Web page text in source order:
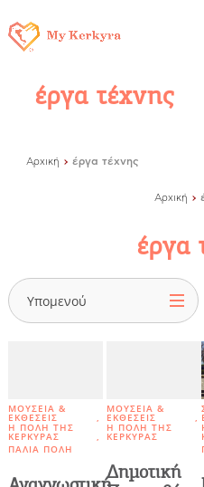
Διαμονή, Digital
Γραφεία
Αμάξια, Σκάφη, Ταχι,
Δραστηριότητες για
έργα τέχνης
Αρχική έργα τέχνης
Αρχική
έργα
Υπομενού
ΜΟΥΣΕΊΑ &
ΕΚΘΈΣΕΙΣ
Η ΠΌΛΗ ΤΗΣ
ΚΈΡΚΥΡΑΣ
ΠΑΛΙΆ ΠΌΛΗ
ΜΟΥΣΕΊΑ &
ΕΚΘΈΣΕΙΣ
Η ΠΌΛΗ ΤΗΣ
ΚΈΡΚΥΡΑΣ
Δημοτική